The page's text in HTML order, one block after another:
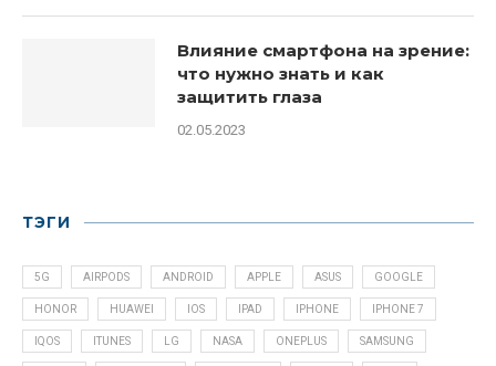
Влияние смартфона на зрение:
что нужно знать и как
защитить глаза
02.05.2023
ТЭГИ
5G AIRPODS ANDROID APPLE ASUS GOOGLE
HONOR HUAWEI IOS IPAD IPHONE IPHONE 7
IQOS ITUNES LG NASA ONEPLUS SAMSUNG